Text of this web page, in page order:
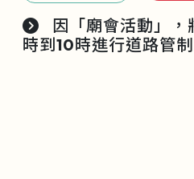
因「廟會活動」，
時到10時進行道路管